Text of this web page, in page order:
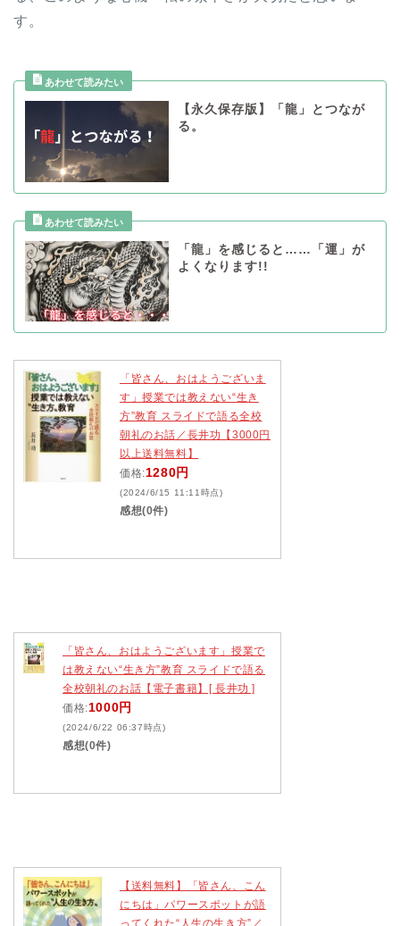
す。
【永久保存版】「龍」とつなが
る。
「龍」を感じると……「運」が
よくなります!!
「皆さん、おはようございま
す」授業では教えない“生き
方”教育 スライドで語る全校
朝礼のお話／長井功【3000円
以上送料無料】
価格:1280円
(2024/6/15 11:11時点)
感想(0件)
「皆さん、おはようございます」授業で
は教えない“生き方”教育 スライドで語る
全校朝礼のお話【電子書籍】[ 長井功 ]
価格:1000円
(2024/6/22 06:37時点)
感想(0件)
【送料無料】「皆さん、こん
にちは」パワースポットが語